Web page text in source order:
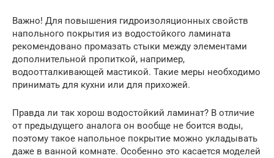
Важно! Для повышения гидроизоляционных свойств
напольного покрытия из водостойкого ламината
рекомендовано промазать стыки между элементами
дополнительной пропиткой, например,
водоотталкивающей мастикой. Такие меры необходимо
принимать для кухни или для прихожей.
Правда ли так хорош водостойкий ламинат? В отличие
от предыдущего аналога он вообще не боится воды,
поэтому такое напольное покрытие можно укладывать
даже в ванной комнате. Особенно это касается моделей